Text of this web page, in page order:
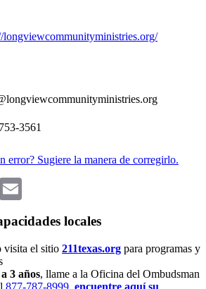
longviewcommunityministries.org/
3561
error? Sugiere la manera de corregirlo.
Pinterest
locales
visita el sitio 211texas.org para programas y
3 años, llame a la Oficina del Ombudsman
877-787-8999, encuentre aquí su